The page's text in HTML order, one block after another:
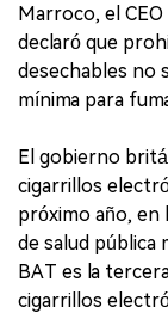
Marroco, el
declaró que
desechables no
mínima para
El gobierno
cigarrillos
próximo año, en
de salud pública
BAT es la
cigarrillos